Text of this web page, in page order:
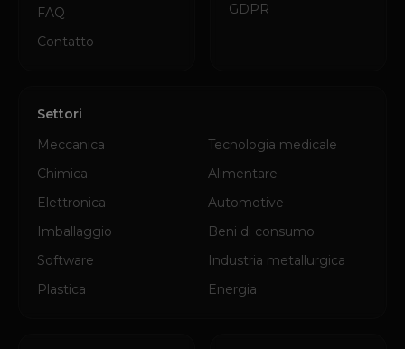
FAQ
Contatto
GDPR
Settori
Meccanica
Tecnologia medicale
Chimica
Alimentare
Elettronica
Automotive
Imballaggio
Beni di consumo
Software
Industria metallurgica
Plastica
Energia